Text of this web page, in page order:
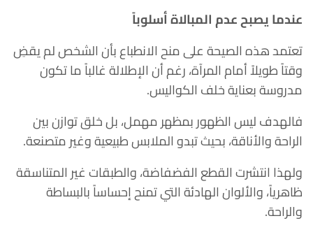
عندما يصبح عدم المبالاة أسلوباً
تعتمد هذه الصيحة على منح الانطباع بأن الشخص لم يقضِ
وقتاً طويلاً أمام المرآة، رغم أن الإطلالة غالباً ما تكون
مدروسة بعناية خلف الكواليس.
فالهدف ليس الظهور بمظهر مهمل، بل خلق توازن بين
الراحة والأناقة، بحيث تبدو الملابس طبيعية وغير متصنعة.
ولهذا انتشرت القطع الفضفاضة، والطبقات غير المتناسقة
ظاهرياً، والألوان الهادئة التي تمنح إحساساً بالبساطة
والراحة.